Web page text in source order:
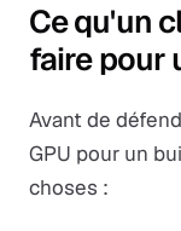
Ce qu'un
faire pour
Avant de
GPU pour un
choses :